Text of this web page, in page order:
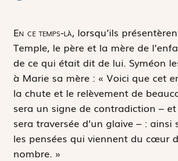
En ce temps-là, lorsqu’ils
Temple, le père et la mère de
de ce qui était dit de lui. Syméon
à Marie sa mère : « Voici que cet
la chute et le relèvement de
sera un signe de contradiction –
sera traversée d’un glaive – : ainsi
les pensées qui viennent du cœur
nombre. »